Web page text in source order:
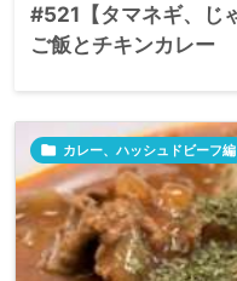
#521【タマネギ、じ
ご飯とチキンカレー
 カレー、ハッシュドビーフ編